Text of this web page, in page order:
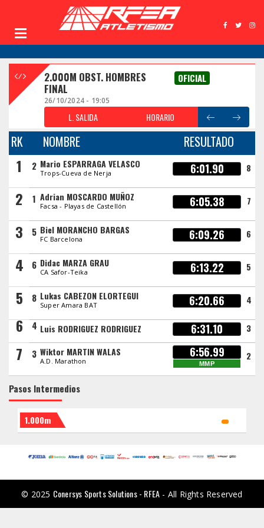
2.000M OBST. HOMBRES
FINAL
OFICIAL
26/10/2024 - 19:05
L. SALIDA HORARIO
RK NOMBRE RESULTADO
1 2 Mario ESPARRAGA VELASCO
Trops-Cueva de Nerja 6:01.90 8
2 1 Adrian MOSCARDO MUÑOZ
Facsa - Playas de Castellón 6:05.38 7
3 5 Biel MORANCHO BARGAS
FC Barcelona 6:09.26 6
4 6 Didac MARZA GRAU
CA Safor-Teika 6:13.22 5
5 8 Lukas CABEZON ELORTEGUI
Super Amara BAT 6:20.66 4
6 4 Luis RODRIGUEZ RODRIGUEZ 6:31.10 3
7 3 Wiktor MARTIN WALAS
A.D. Marathon
6:56.99
MMP
2
Pasos Intermedios
1.000m
© 2025 Conersys Sports Solutions - RFEA - All Rights Reserved